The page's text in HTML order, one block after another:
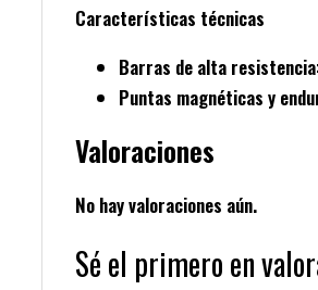
Características técnicas
Barras de alta
Puntas magnéticas y
Valoraciones
No hay valoraciones aún.
Sé el primero en